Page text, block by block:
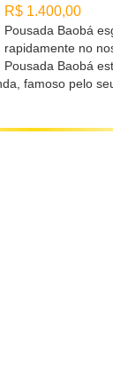
R$ 1.400,00
Pousada Baobá
rapidamente no
Pousada Baobá
famoso pelo